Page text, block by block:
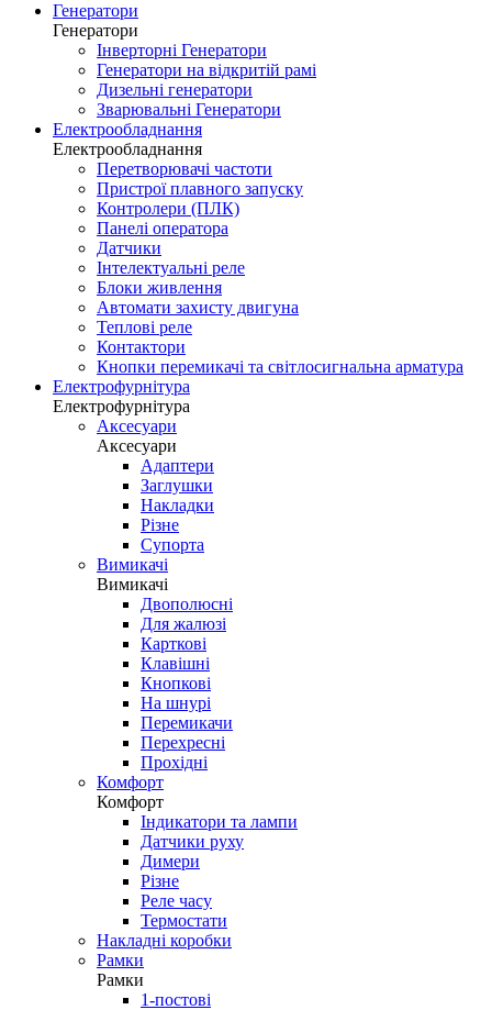
Генератори
Генератори
Інверторні Генератори
Генератори на відкритій рамі
Дизельні генератори
Зварювальні Генератори
Електрообладнання
Електрообладнання
Перетворювачі частоти
Пристрої плавного запуску
Контролери (ПЛК)
Панелі оператора
Датчики
Інтелектуальні реле
Блоки живлення
Автомати захисту двигуна
Теплові реле
Контактори
Кнопки перемикачі та світлосигнальна арматура
Електрофурнітура
Електрофурнітура
Аксесуари
Аксесуари
Адаптери
Заглушки
Накладки
Різне
Супорта
Вимикачі
Вимикачі
Двополюсні
Для жалюзі
Карткові
Клавішні
Кнопкові
На шнурі
Перемикачи
Перехресні
Прохідні
Комфорт
Комфорт
Індикатори та лампи
Датчики руху
Димери
Різне
Реле часу
Термостати
Накладні коробки
Рамки
Рамки
1-постові